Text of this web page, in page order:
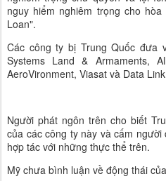
nguy hiểm nghiêm trọng cho
Loan".
Các công ty bị Trung Quốc đưa
Systems Land & Armaments,
AeroVironment, Viasat và Data
Người phát ngôn trên cho biết
của các công ty này và cấm
hợp tác với những thực thể trên.
Mỹ chưa bình luận về động thái